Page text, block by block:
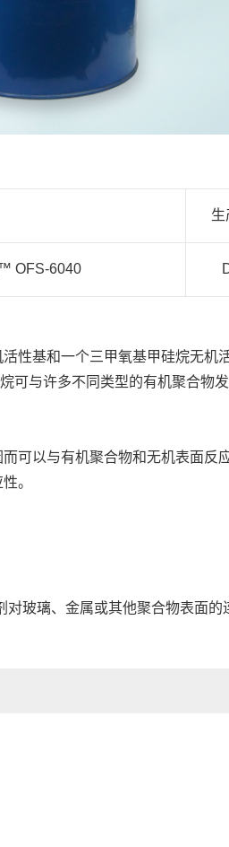
生
OFS-6040
性基和一个三甲氧基甲硅烷无机
可与许多不同类型的有机聚合物发
可以与有机聚合物和无机表面反
。
对玻璃、金属或其他聚合物表面的